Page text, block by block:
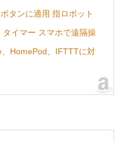
タンに適用 指ロボット
イマー スマホで遠隔操
HomePod、IFTTTに対